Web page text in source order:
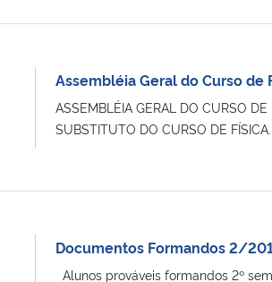
Assembléia Geral do Curso de
ASSEMBLÉIA GERAL DO CURSO
SUBSTITUTO DO CURSO DE FÍSICA.
Documentos Formandos 2/
Alunos prováveis formandos 2º